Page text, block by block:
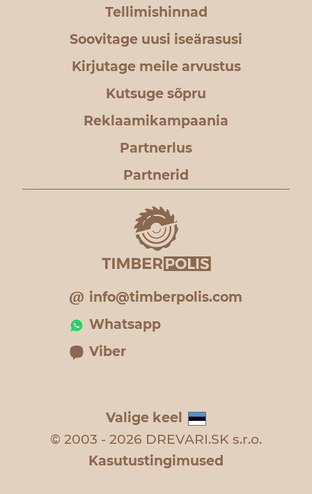
Tellimishinnad
Soovitage uusi iseärasusi
Kirjutage meile arvustus
Kutsuge sõpru
Reklaamikampaania
Partnerlus
Partnerid
info@timberpolis.com
Whatsapp
Viber
Valige keel
© 2003 - 2026 DREVARI.SK s.r.o.
Kasutustingimused